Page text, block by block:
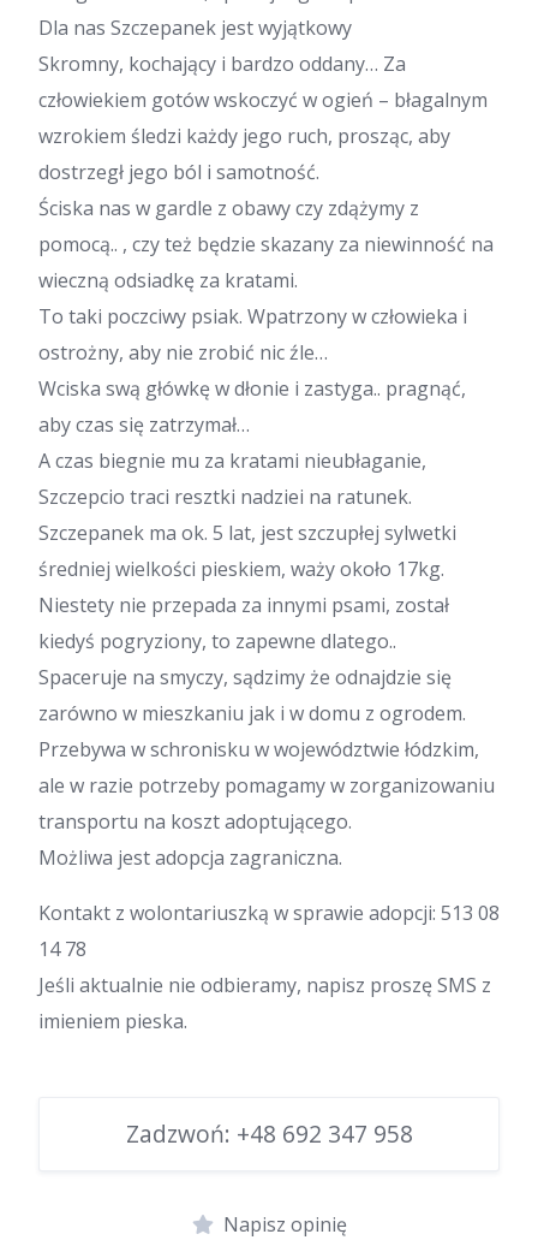
Dla nas Szczepanek jest wyjątkowy
Skromny, kochający i bardzo oddany… Za
człowiekiem gotów wskoczyć w ogień – błagalnym
wzrokiem śledzi każdy jego ruch, prosząc, aby
dostrzegł jego ból i samotność.
Ściska nas w gardle z obawy czy zdążymy z
pomocą.. , czy też będzie skazany za niewinność na
wieczną odsiadkę za kratami.
To taki poczciwy psiak. Wpatrzony w człowieka i
ostrożny, aby nie zrobić nic źle…
Wciska swą główkę w dłonie i zastyga.. pragnąć,
aby czas się zatrzymał…
A czas biegnie mu za kratami nieubłaganie,
Szczepcio traci resztki nadziei na ratunek.
Szczepanek ma ok. 5 lat, jest szczupłej sylwetki
średniej wielkości pieskiem, waży około 17kg.
Niestety nie przepada za innymi psami, został
kiedyś pogryziony, to zapewne dlatego..
Spaceruje na smyczy, sądzimy że odnajdzie się
zarówno w mieszkaniu jak i w domu z ogrodem.
Przebywa w schronisku w województwie łódzkim,
ale w razie potrzeby pomagamy w zorganizowaniu
transportu na koszt adoptującego.
Możliwa jest adopcja zagraniczna.
Kontakt z wolontariuszką w sprawie adopcji: 513 08
14 78
Jeśli aktualnie nie odbieramy, napisz proszę SMS z
imieniem pieska.
Zadzwoń: +48 692 347 958
Napisz opinię